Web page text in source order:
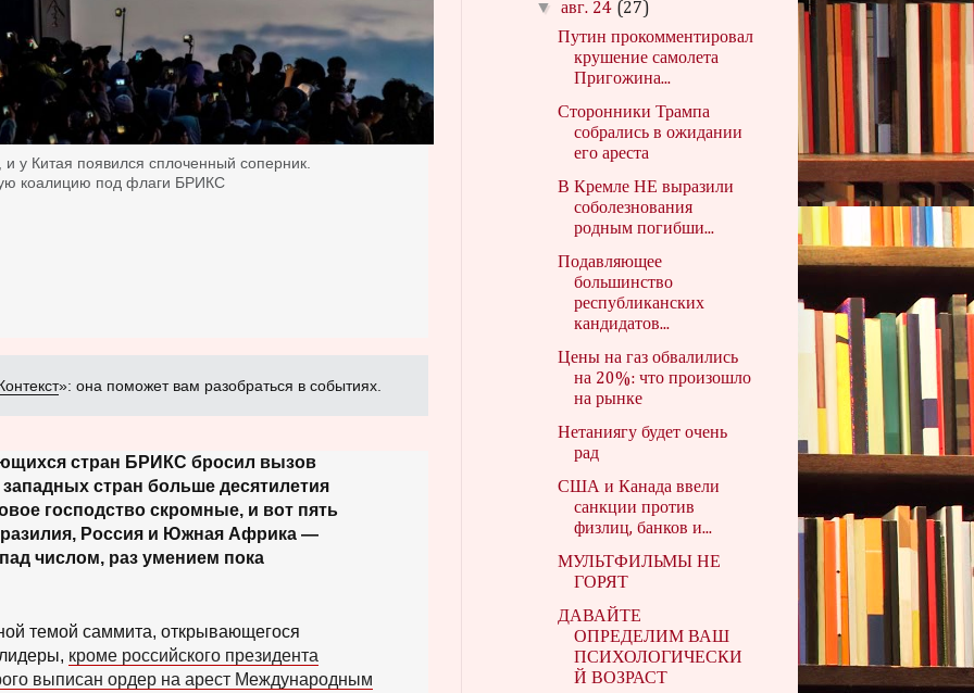
у Китая появился сплоченный соперник.
коалицию под флаги БРИКС
»: она поможет вам разобраться в событиях.
стран БРИКС бросил вызов
стран больше десятилетия
господство скромные, и вот пять
Россия и Южная Африка —
числом, раз умением пока
темой саммита, открывающегося
кроме российского президента
выписан ордер на арест Международным
▼авг. 24 (27)
Путин прокомментировал
крушение самолета
Пригожина...
Сторонники Трампа
собрались в ожидании
его ареста
В Кремле НЕ выразили
соболезнования
родным погибши...
Подавляющее
большинство
республиканских
кандидатов...
Цены на газ обвалились
на 20%: что произошло
на рынке
Нетаниягу будет очень
рад
США и Канада ввели
санкции против
физлиц, банков и...
МУЛЬТФИЛЬМЫ НЕ
ГОРЯТ
ДАВАЙТЕ
ОПРЕДЕЛИМ ВАШ
ПСИХОЛОГИЧЕСКИ
Й ВОЗРАСТ